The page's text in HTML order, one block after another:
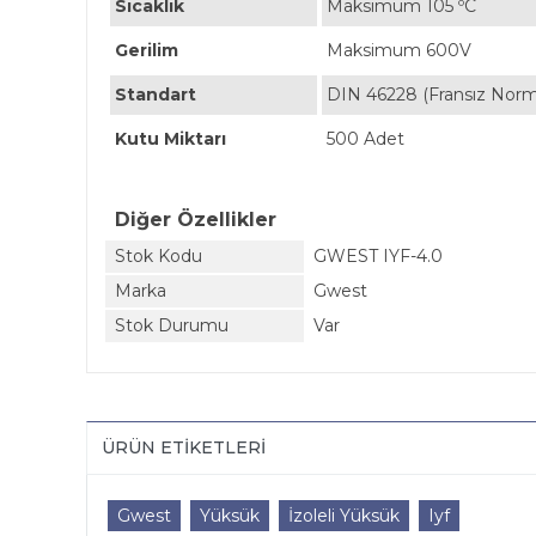
Sıcaklık Maksimum 105 ºC
Gerilim Maksimum 600V
Standart DIN 46228 (Fransız
Kutu Miktarı 500 Adet
Diğer Özellikler
Stok Kodu
GWEST IYF-4.0
Marka
Gwest
Stok Durumu
Var
ÜRÜN ETIKETLERI
Gwest Yüksük İzoleli Yüksük Iyf